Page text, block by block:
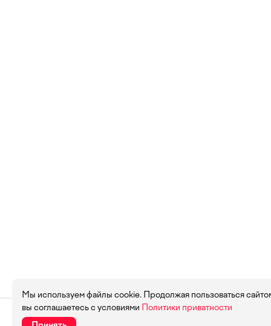
Мы используем файлы cookie. Продолжая пользоваться
вы соглашаетесь с условиями Политики приватности